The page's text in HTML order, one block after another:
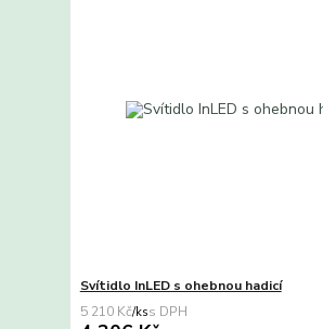
Svítidlo InLED s ohebnou hadicí
5 210 Kč/ks